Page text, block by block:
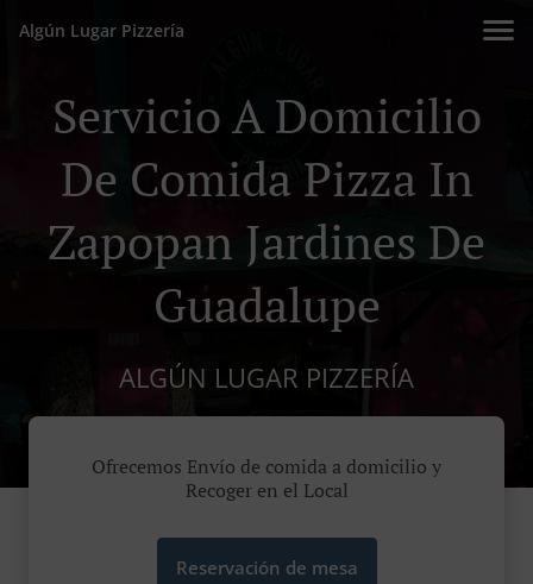
Algún Lugar Pizzería
Servicio A Domicilio
De Comida Pizza In
Zapopan Jardines De
Guadalupe
ALGÚN LUGAR PIZZERÍA
Ofrecemos Envío de comida a domicilio y
Recoger en el Local
Reservación de mesa